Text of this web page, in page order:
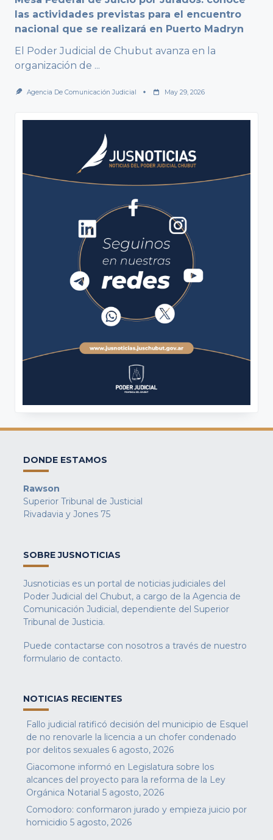
las actividades previstas para el encuentro
nacional que se realizará en Puerto Madryn
El Poder Judicial de Chubut avanza en la
organización de ...
Agencia De Comunicación Judicial May 29, 2026
DONDE ESTAMOS
Rawson
Superior Tribunal de Justicial
Rivadavia y Jones 75
SOBRE JUSNOTICIAS
Jusnoticias es un portal de noticias judiciales del
Poder Judicial del Chubut, a cargo de la Agencia de
Comunicación Judicial, dependiente del Superior
Tribunal de Justicia.
Puede contactarse con nosotros a través de nuestro
formulario de contacto.
NOTICIAS RECIENTES
Fallo judicial ratificó decisión del municipio de Esquel
de no renovarle la licencia a un chofer condenado
por delitos sexuales 6 agosto, 2026
Giacomone informó en Legislatura sobre los
alcances del proyecto para la reforma de la Ley
Orgánica Notarial 5 agosto, 2026
Comodoro: conformaron jurado y empieza juicio por
homicidio 5 agosto, 2026